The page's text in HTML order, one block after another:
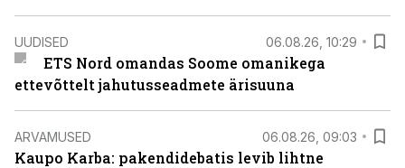
UUDISED 06.08.26, 10:29
ETS Nord omandas Soome omanikega
ettevõttelt jahutusseadmete ärisuuna
ARVAMUSED 06.08.26, 09:03
Kaupo Karba: pakendidebatis levib lihtne